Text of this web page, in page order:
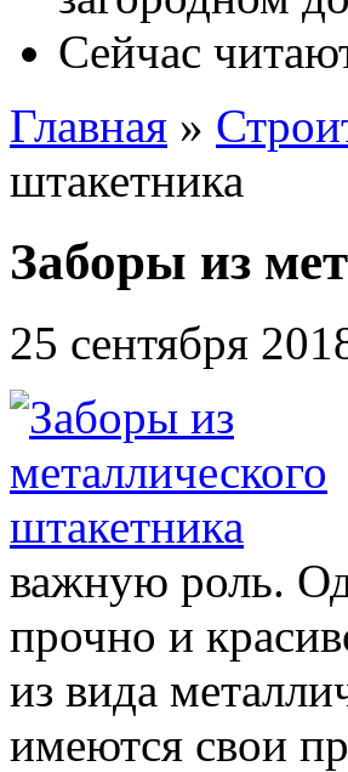
Сейчас
Главная »
штакетника
Заборы из
25 сентября
важную роль.
прочно и
из вида
имеются свои